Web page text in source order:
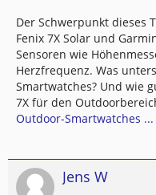
Der Schwerpunkt dieses
Fenix 7X Solar und
Sensoren wie
Herzfrequenz. Was
Smartwatches? Und wie
7X für den
Outdoor-Smartwatches ...
Jens W